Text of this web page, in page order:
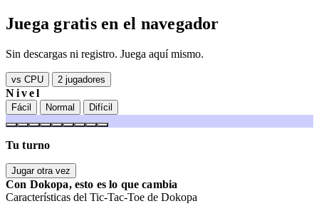
Juega gratis en el navegador
Sin descargas ni registro. Juega aquí mismo.
vs CPU 2 jugadores
Nivel
Fácil Normal Difícil
Tu turno
Jugar otra vez
Con Dokopa, esto es lo que cambia
Características del Tic-Tac-Toe de Dokopa